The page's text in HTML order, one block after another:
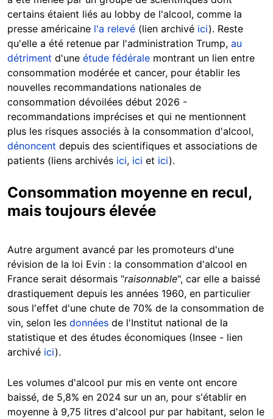
certains étaient liés au lobby de l'alcool, comme la
presse américaine l'a relevé (lien archivé ici). Reste
qu'elle a été retenue par l'administration Trump, au
détriment d'une étude fédérale montrant un lien entre
consommation modérée et cancer, pour établir les
nouvelles recommandations nationales de
consommation dévoilées début 2026 -
recommandations imprécises et qui ne mentionnent
plus les risques associés à la consommation d'alcool,
dénoncent depuis des scientifiques et associations de
patients (liens archivés ici, ici et ici).
Consommation moyenne en recul,
mais toujours élevée
Autre argument avancé par les promoteurs d'une
révision de la loi Evin : la consommation d'alcool en
France serait désormais "raisonnable", car elle a baissé
drastiquement depuis les années 1960, en particulier
sous l'effet d'une chute de 70% de la consommation de
vin, selon les données de l'Institut national de la
statistique et des études économiques (Insee - lien
archivé ici).
Les volumes d'alcool pur mis en vente ont encore
baissé, de 5,8% en 2024 sur un an, pour s'établir en
moyenne à 9,75 litres d'alcool pur par habitant, selon le